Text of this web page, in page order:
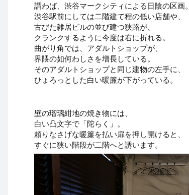
謂わば、渋谷マークシティによる日陰の区画。
渋谷駅前にしては二階建て程の低い店舗や、
古びた雑居ビルの並び建つ狭路が、
クランクするように今度は右に折れる。
曲がり角では、アダルトショップが、
界隈の如何わしさを増長している。
そのアダルトショップと同じ建物の左手に、
ひょろっとした白い暖簾が下がっている。
壁の瑠璃紺地の焼き物には、
白い凸文字で「陀らく」。
頼りなさげな暖簾を払い扉を押し開けると、
すぐに狭い階段が二階へと誘います。